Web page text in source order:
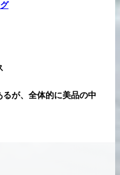
るが、全体的に美品の中